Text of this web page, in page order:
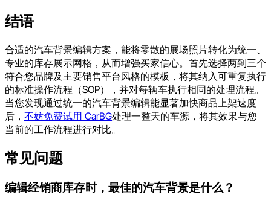
结语
合适的汽车背景编辑方案，能将零散的展场照片转化为统一、
专业的库存展示网格，从而增强买家信心。首先选择两到三个
符合您品牌及主要销售平台风格的模板，将其纳入可重复执行
的标准操作流程（SOP），并对每辆车执行相同的处理流程。
当您发现通过统一的汽车背景编辑能显著加快商品上架速度
后， 不妨免费试用 CarBG处理一整天的车源，将其效果与您
当前的工作流程进行对比。
常见问题
编辑经销商库存时，最佳的汽车背景是什么？